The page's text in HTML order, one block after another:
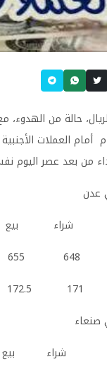
حالة من الهدوء، مع
الجمعة 7 فبراير 2020م أمام
من بعد عصر اليوم
عدن
شراء بيع
655
صنعاء
شراء بيع